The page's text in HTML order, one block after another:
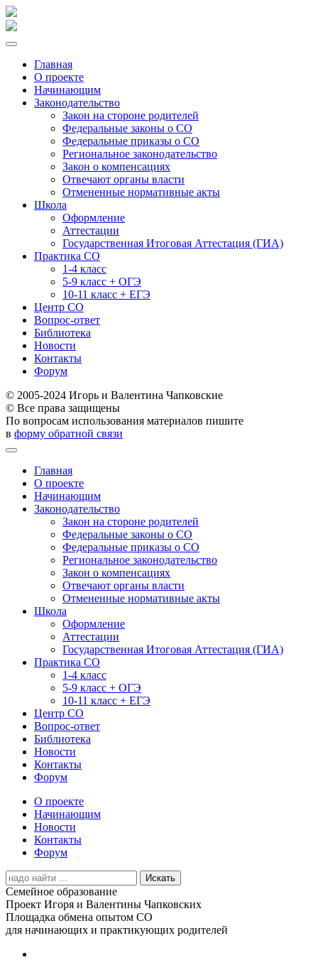
Главная
О проекте
Начинающим
Законодательство
Закон на стороне родителей
Федеральные законы о СО
Федеральные приказы о СО
Региональное законодательство
Закон о компенсациях
Отвечают органы власти
Отмененные нормативные акты
Школа
Оформление
Аттестации
Государственная Итоговая Аттестация (ГИА)
Практика СО
1-4 класс
5-9 класс + ОГЭ
10-11 класс + ЕГЭ
Центр СО
Вопрос-ответ
Библиотека
Новости
Контакты
Форум
© 2005-2024 Игорь и Валентина Чапковские
© Все права защищены
По вопросам использования материалов пишите
в форму обратной связи
Главная
О проекте
Начинающим
Законодательство
Закон на стороне родителей
Федеральные законы о СО
Федеральные приказы о СО
Региональное законодательство
Закон о компенсациях
Отвечают органы власти
Отмененные нормативные акты
Школа
Оформление
Аттестации
Государственная Итоговая Аттестация (ГИА)
Практика СО
1-4 класс
5-9 класс + ОГЭ
10-11 класс + ЕГЭ
Центр СО
Вопрос-ответ
Библиотека
Новости
Контакты
Форум
О проекте
Начинающим
Новости
Контакты
Форум
Search
for:
Семейное образование
Проект Игоря и Валентины Чапковских
Площадка обмена опытом СО
для начинающих и практикующих родителей